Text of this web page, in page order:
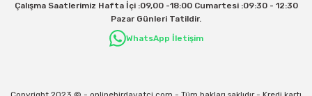
Çalışma Saatlerimiz Hafta İçi :09,00 -18:00 Cumartesi :09:30 - 12:30
Pazar Günleri Tatildir.
WhatsApp İletişim